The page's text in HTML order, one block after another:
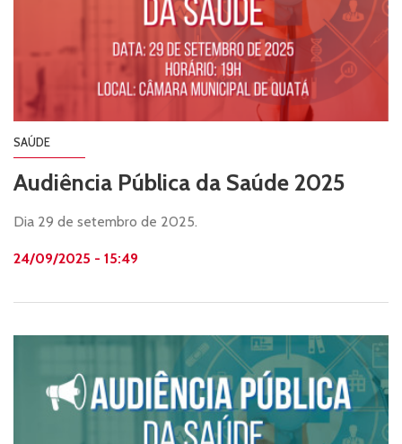
SAÚDE
Audiência Pública da Saúde 2025
Dia 29 de setembro de 2025.
24/09/2025 - 15:49